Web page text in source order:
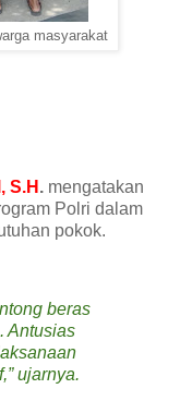
masyarakat
S.H . mengatakan
Polri dalam
pokok.
beras
Antusias
ujarnya.